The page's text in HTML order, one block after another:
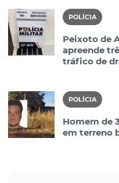
POLÍCIA
Peixoto de
apreende
tráfico de
POLÍCIA
Homem de
em terreno